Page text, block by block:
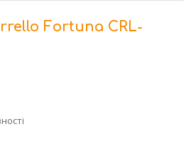
Fortuna CRL-